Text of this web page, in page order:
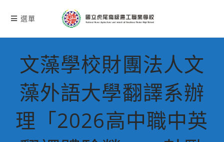
選單
文藻學校財團法人文
藻外語大學翻譯系辦
理「2026高中職中英